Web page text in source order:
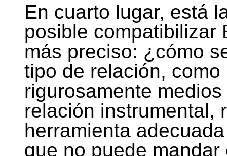
En cuarto lugar, está
posible compatibilizar
más preciso: ¿cómo
tipo de relación,
rigurosamente
relación instrumental,
herramienta
que no puede